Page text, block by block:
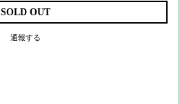
SOLD OUT
通報する